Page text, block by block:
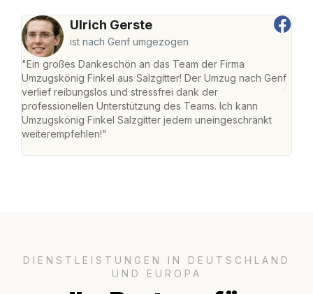
Ulrich Gerste
ist nach Genf umgezogen
"Ein großes Dankeschön an das Team der Firma
Umzugskönig Finkel aus Salzgitter! Der Umzug nach Genf
verlief reibungslos und stressfrei dank der
professionellen Unterstützung des Teams. Ich kann
Umzugskönig Finkel Salzgitter jedem uneingeschränkt
weiterempfehlen!"
DIENSTLEISTUNGEN IN DEUTSCHLAND
UND EUROPA